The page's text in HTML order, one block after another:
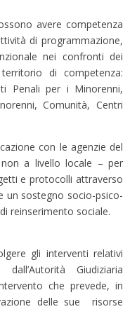
avere competenza
di programmazione,
nei confronti dei
di competenza:
Penali per i Minorenni,
Comunità, Centri
con le agenzie del
a livello locale – per
e protocolli attraverso
un sostegno socio-psico-
reinserimento sociale.
gli interventi relativi
Giudiziaria
che prevede, in
delle sue risorse